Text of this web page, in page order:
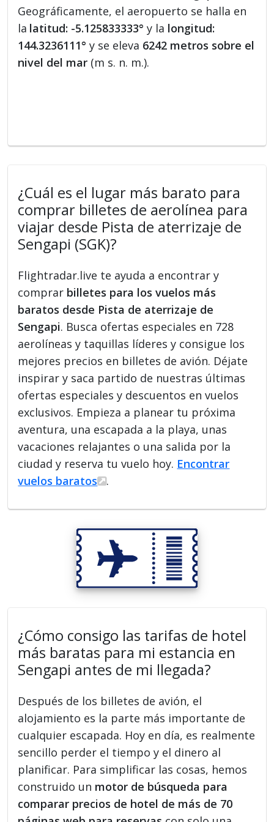
Geográficamente, el aeropuerto se halla en
la latitud: -5.125833333° y la longitud:
144.3236111° y se eleva 6242 metros sobre el
nivel del mar (m s. n. m.).
¿Cuál es el lugar más barato para
comprar billetes de aerolínea para
viajar desde Pista de aterrizaje de
Sengapi (SGK)?
Flightradar.live te ayuda a encontrar y
comprar billetes para los vuelos más
baratos desde Pista de aterrizaje de
Sengapi. Busca ofertas especiales en 728
aerolíneas y taquillas líderes y consigue los
mejores precios en billetes de avión. Déjate
inspirar y saca partido de nuestras últimas
ofertas especiales y descuentos en vuelos
exclusivos. Empieza a planear tu próxima
aventura, una escapada a la playa, unas
vacaciones relajantes o una salida por la
ciudad y reserva tu vuelo hoy. Encontrar
vuelos baratos
.
¿Cómo consigo las tarifas de hotel
más baratas para mi estancia en
Sengapi antes de mi llegada?
Después de los billetes de avión, el
alojamiento es la parte más importante de
cualquier escapada. Hoy en día, es realmente
sencillo perder el tiempo y el dinero al
planificar. Para simplificar las cosas, hemos
construido un motor de búsqueda para
comparar precios de hotel de más de 70